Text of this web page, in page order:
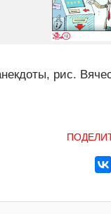
рис.